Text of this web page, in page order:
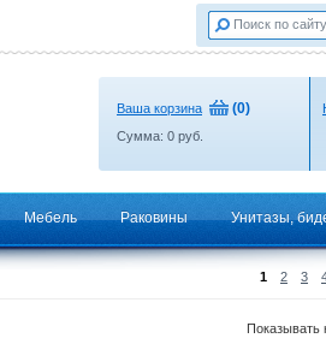
Ваша корзина (0)
Сумма: 0 руб.
Мебель Раковины Унитазы,
1 2 3
Показывать